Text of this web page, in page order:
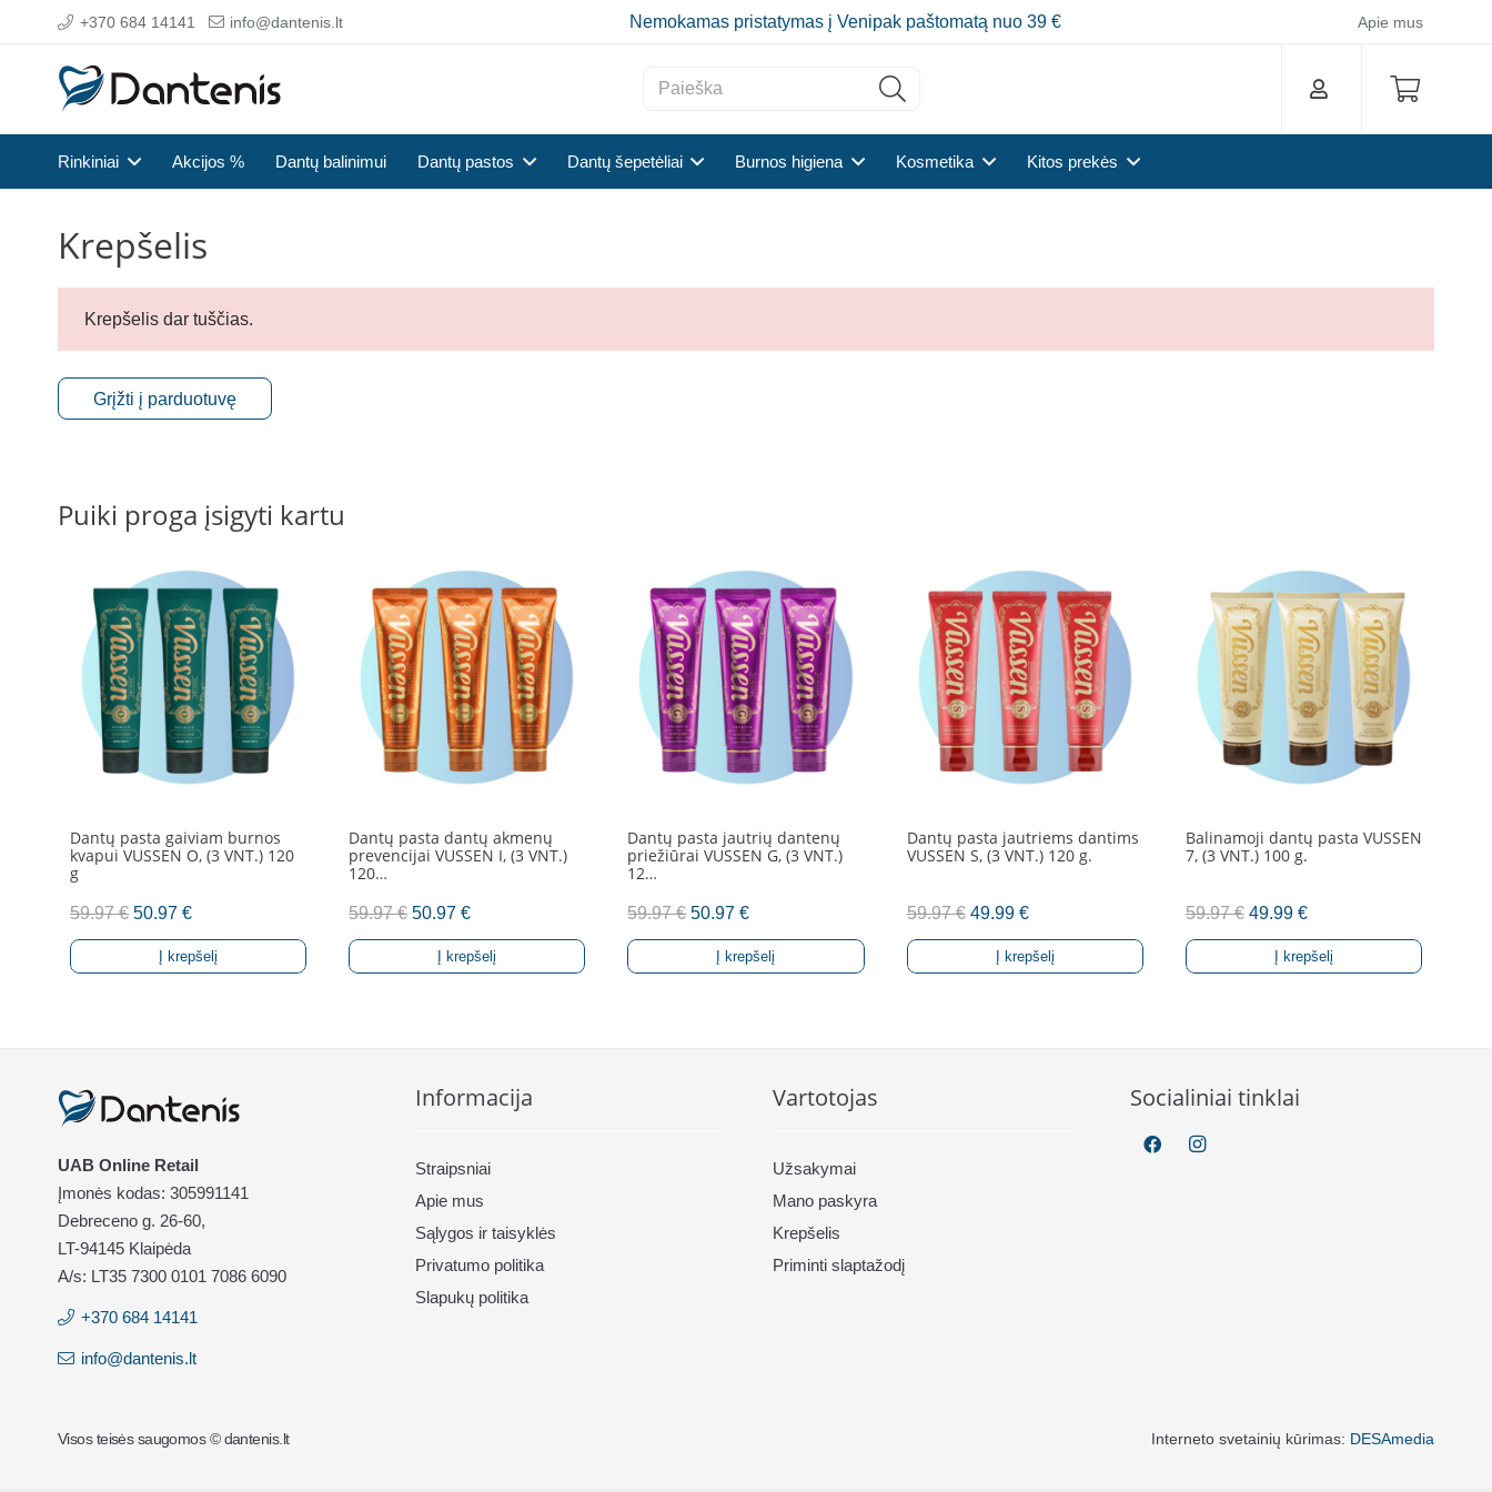
+370 684 14141 info@dantenis.lt Nemokamas pristatymas į Venipak paštomatą nuo 39 € Apie mus
Rinkiniai Akcijos % Dantų balinimui Dantų pastos Dantų šepetėliai Burnos higiena Kosmetika Kitos prekės
Krepšelis
Krepšelis dar tuščias.
Grįžti į parduotuvę
Puiki proga įsigyti kartu
Dantų pasta gaiviam burnos
kvapui VUSSEN O, (3 VNT.) 120
g
59.97€ Original
price
was:
50.97 €Current
price
is:
Į krepšelį
Dantų pasta dantų akmenų
prevencijai VUSSEN I, (3 VNT.)
120…
59.97€ Original
price
was:
50.97€Current
price
is:
Į krepšelį
Dantų pasta jautrių dantenų
priežiūrai VUSSEN G, (3 VNT.)
12…
59.97€ Original
price
was:
50.97€Current
price
is:
Į krepšelį
Dantų pasta jautriems dantims
VUSSEN S, (3 VNT.) 120 g.
59.97€ Original
price
was:
49.99 €Current
price
is:
Į krepšelį
Balinamoji dantų pasta VUSSEN
7, (3 VNT.) 100 g.
59.97€ Original
price
was:
49.99 €Current
price
is:
Į krepšelį
UAB Online Retail
Įmonės kodas: 305991141
Debreceno g. 26-60,
LT-94145 Klaipėda
A/s: LT35 7300 0101 7086 6090
+370 684 14141
info@dantenis.lt
Informacija
Straipsniai
Apie mus
Sąlygos ir taisyklės
Privatumo politika
Slapukų politika
Vartotojas
Užsakymai
Mano paskyra
Krepšelis
Priminti slaptažodį
Socialiniai tinklai
Visos teisės saugomos © dantenis.lt Interneto svetainių kūrimas: DESAmedia